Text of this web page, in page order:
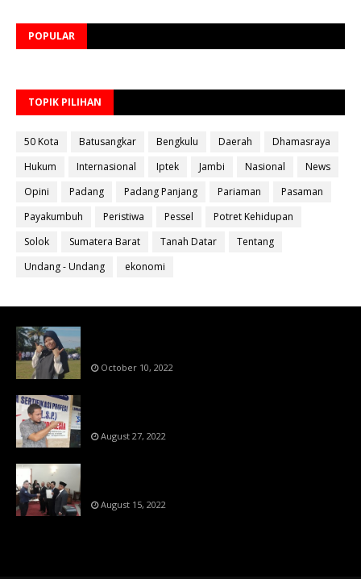
POPULAR
TOPIK PILIHAN
50 Kota Batusangkar Bengkulu Daerah
Dhamasraya
Hukum
Internasional Iptek Jambi Nasional
News
Opini
Padang Padang Panjang Pariaman
Pasaman
Payakumbuh
Peristiwa Pessel
Potret Kehidupan
Solok
Sumatera Barat Tanah Datar
Tentang
Undang - Undang
ekonomi
October 10, 2022
August 27, 2022
August 15, 2022